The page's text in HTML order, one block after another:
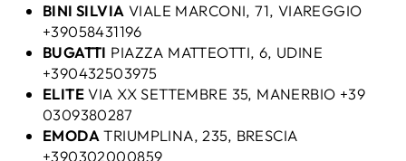
BINI SILVIA VIALE MARCONI, 71, VIAREGGIO
+39058431196
BUGATTI PIAZZA MATTEOTTI, 6, UDINE
+390432503975
ELITEVIA XX SETTEMBRE 35, MANERBIO +39
0309380287
EMODATRIUMPLINA, 235, BRESCIA
+390302000859